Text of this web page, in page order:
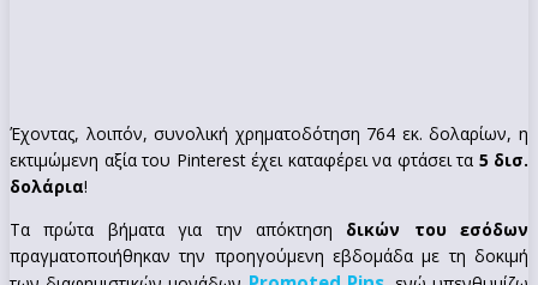
Έχοντας, λοιπόν, συνολική χρηματοδότηση 764 εκ. δολαρίων, η
εκτιμώμενη αξία του Pinterest έχει καταφέρει να φτάσει τα 5 δισ.
δολάρια!
Τα πρώτα βήματα για την απόκτηση δικών του εσόδων
πραγματοποιήθηκαν την προηγούμενη εβδομάδα με τη δοκιμή